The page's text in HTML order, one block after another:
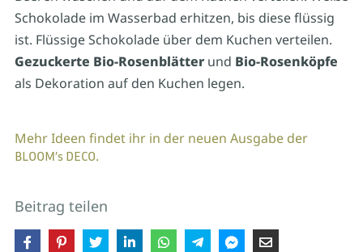
Schokolade im Wasserbad erhitzen, bis diese flüssig
ist. Flüssige Schokolade über dem Kuchen verteilen.
Gezuckerte Bio-Rosenblätterund Bio-Rosenköpfe
als Dekoration auf den Kuchen legen.
Mehr Ideen findet ihr in der neuen Ausgabe der
BLOOM’s DECO.
Beitrag teilen